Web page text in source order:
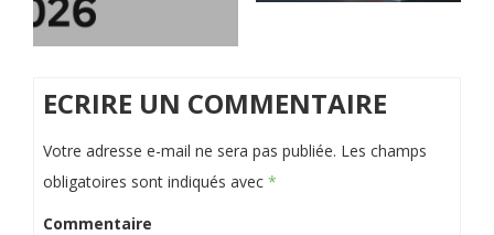
ECRIRE UN COMMENTAIRE
Votre adresse e-mail ne sera pas publiée. Les champs
obligatoires sont indiqués avec *
Commentaire